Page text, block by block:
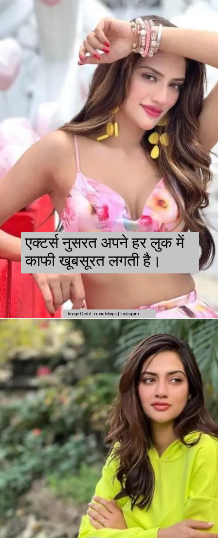
Image Credit : nusratchirps | Instagram
एक्टर्स नुसरत अपने हर लुक में
काफी खूबसूरत लगती है।